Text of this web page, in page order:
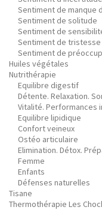
Sentiment de manque
Sentiment de solitude
Sentiment de
Sentiment de tristesse
Sentiment de
Huiles végétales
Nutrithérapie
Equilibre digestif
Détente. Relaxation.
Vitalité. Performances
Equilibre lipidique
Confort veineux
Ostéo articulaire
Elimination. Détox.
Femme
Enfants
Défenses naturelles
Tisane
Thermothérapie Les